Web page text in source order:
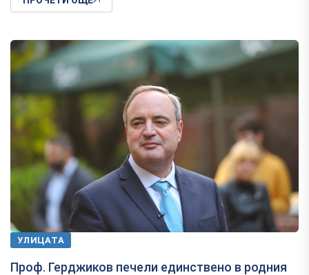
УЛИЦАТА
Проф. Герджиков печели единствено в родния